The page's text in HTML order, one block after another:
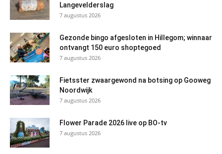
Langevelderslag
7 augustus 2026
Gezonde bingo afgesloten in Hillegom; winnaar
ontvangt 150 euro shoptegoed
7 augustus 2026
Fietsster zwaargewond na botsing op Gooweg
Noordwijk
7 augustus 2026
Flower Parade 2026 live op BO-tv
7 augustus 2026